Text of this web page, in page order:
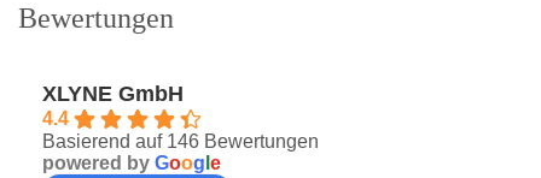
Bewertungen
XLYNE GmbH
4.4
Basierend auf 146 Bewertungen
powered by Goog e